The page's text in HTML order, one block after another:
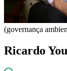
(governança
Ricardo